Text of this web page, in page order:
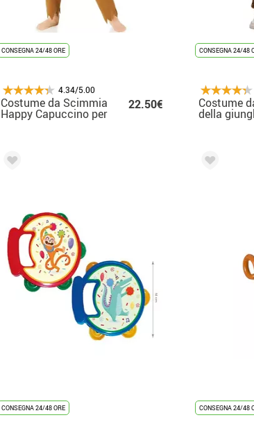
CONSEGNA 24/48 ORE
4.34/5.00
Costume da Scimmia
Happy Capuccino per
bambino
22.50€
CONSEGNA 24/48
Costume
della
con
CONSEGNA 24/48 ORE CONSEGNA 24/48